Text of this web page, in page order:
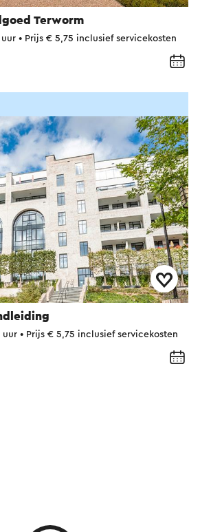
Terworm
uur • Prijs € 5,75 inclusief servicekosten
uur • Prijs € 5,75 inclusief servicekosten